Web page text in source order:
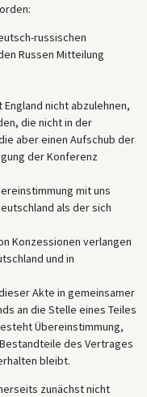
russischen
Russen Mitteilung
nicht abzulehnen,
die nicht in der
aber einen Aufschub der
der Konferenz
mit uns
als der sich
Konzessionen verlangen
und in
Akte in gemeinsamer
an die Stelle eines Teiles
Übereinstimmung,
des Vertrages
bleibt.
zunächst nicht